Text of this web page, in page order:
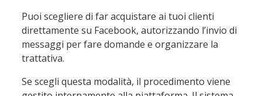
Puoi scegliere di far acquistare ai tuoi clienti
direttamente su Facebook, autorizzando l’invio di
messaggi per fare domande e organizzare la
trattativa.
Se scegli questa modalità, il procedimento viene